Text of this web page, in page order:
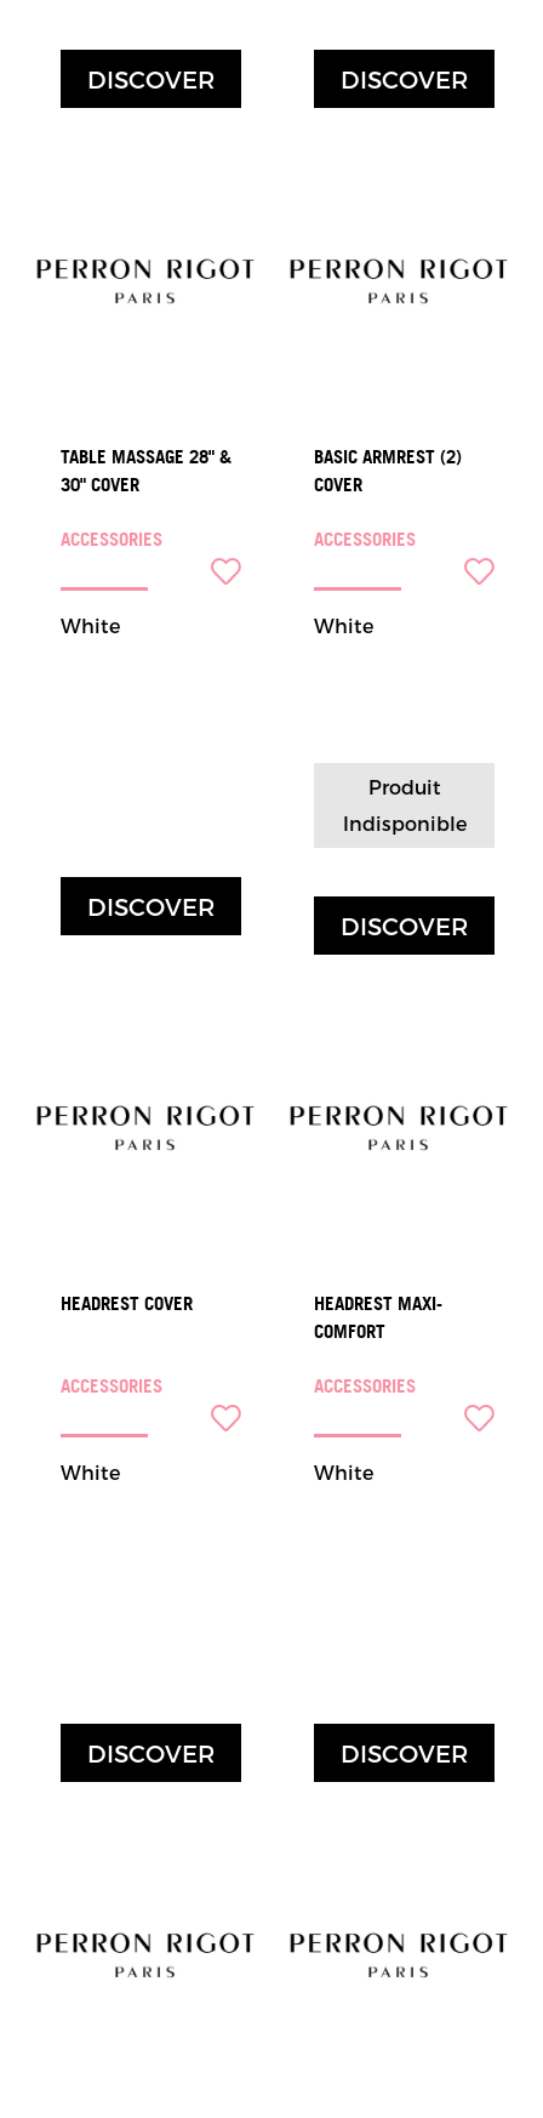
DISCOVER DISCOVER
TABLE MASSAGE 28" &
30" COVER
ACCESSORIES
White
DISCOVER
BASIC ARMREST (2)
COVER
ACCESSORIES
White
Produit
Indisponible
DISCOVER
HEADREST COVER
ACCESSORIES
White
DISCOVER
HEADREST MAXI-
COMFORT
ACCESSORIES
White
DISCOVER